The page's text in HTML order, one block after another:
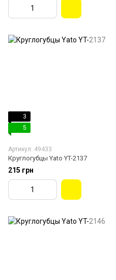
3
5
Артикул: 49433
Круглогубцы Yato YT-2137
215 грн